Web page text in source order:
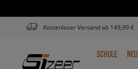
Kostenloser Versand ab 149,99 €
SCHULE
SCHULE NEU
NEU